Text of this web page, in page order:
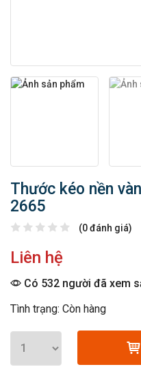
Thước kéo nền
2665
(0 đánh giá)
Liên hệ
Có 532 người đã xem
Tình trạng: Còn hàng